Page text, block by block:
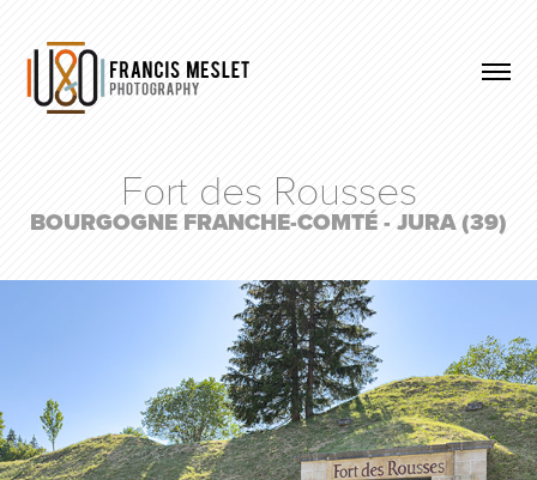
Fort des Rousses
BOURGOGNE FRANCHE-COMTÉ - JURA (39)